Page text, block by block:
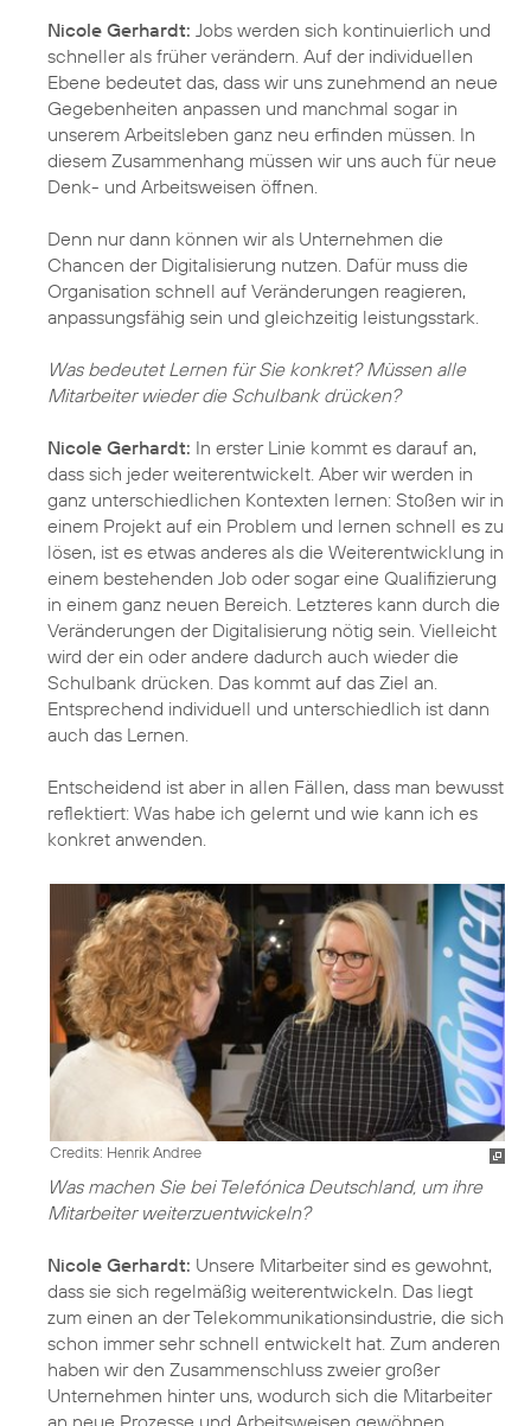
Nicole Gerhardt: Jobs werden sich kontinuierlich und
schneller als früher verändern. Auf der individuellen
Ebene bedeutet das, dass wir uns zunehmend an neue
Gegebenheiten anpassen und manchmal sogar in
unserem Arbeitsleben ganz neu erfinden müssen. In
diesem Zusammenhang müssen wir uns auch für neue
Denk- und Arbeitsweisen öffnen.
Denn nur dann können wir als Unternehmen die
Chancen der Digitalisierung nutzen. Dafür muss die
Organisation schnell auf Veränderungen reagieren,
anpassungsfähig sein und gleichzeitig leistungsstark.
Was bedeutet Lernen für Sie konkret? Müssen alle
Mitarbeiter wieder die Schulbank drücken?
Nicole Gerhardt: In erster Linie kommt es darauf an,
dass sich jeder weiterentwickelt. Aber wir werden in
ganz unterschiedlichen Kontexten lernen: Stoßen wir in
einem Projekt auf ein Problem und lernen schnell es zu
lösen, ist es etwas anderes als die Weiterentwicklung in
einem bestehenden Job oder sogar eine Qualifizierung
in einem ganz neuen Bereich. Letzteres kann durch die
Veränderungen der Digitalisierung nötig sein. Vielleicht
wird der ein oder andere dadurch auch wieder die
Schulbank drücken. Das kommt auf das Ziel an.
Entsprechend individuell und unterschiedlich ist dann
auch das Lernen.
Entscheidend ist aber in allen Fällen, dass man bewusst
reflektiert: Was habe ich gelernt und wie kann ich es
konkret anwenden.
Credits: Henrik Andree
Was machen Sie bei Telefónica Deutschland, um ihre
Mitarbeiter weiterzuentwickeln?
Nicole Gerhardt: Unsere Mitarbeiter sind es gewohnt,
dass sie sich regelmäßig weiterentwickeln. Das liegt
zum einen an der Telekommunikationsindustrie, die sich
schon immer sehr schnell entwickelt hat. Zum anderen
haben wir den Zusammenschluss zweier großer
Unternehmen hinter uns, wodurch sich die Mitarbeiter
an neue Prozesse und Arbeitsweisen gewöhnen